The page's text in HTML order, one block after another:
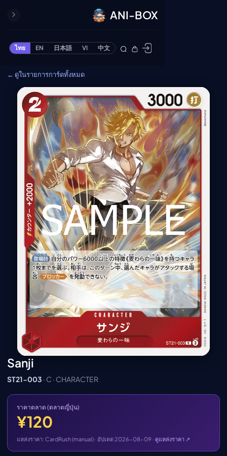
ANI-BOX
ไทย EN 日本語 VI 中文
ปิด
ONE PIECE
Collection
Deck Builder
My-Collection
Deck Library
Deck Share
PREMIUM SERVICE
ทีวีออนไลน์
แนะนำรายการทีวี
อนิเมะ
ตารางออกอากาศอนิ
เมะ (คืนนี้)
ตารางออกอากาศอนิ
เมะ
← ดูในรายการการ์ดทั้งหมด
Sanji
ST21-003 · C · CHARACTER
ราคาตลาด (ตลาดญี่ปุ่น)
¥120
แหล่งราคา: CardRush (manual) · อัปเดต 2026-08-09 · ดูแหล่งราคา ↗